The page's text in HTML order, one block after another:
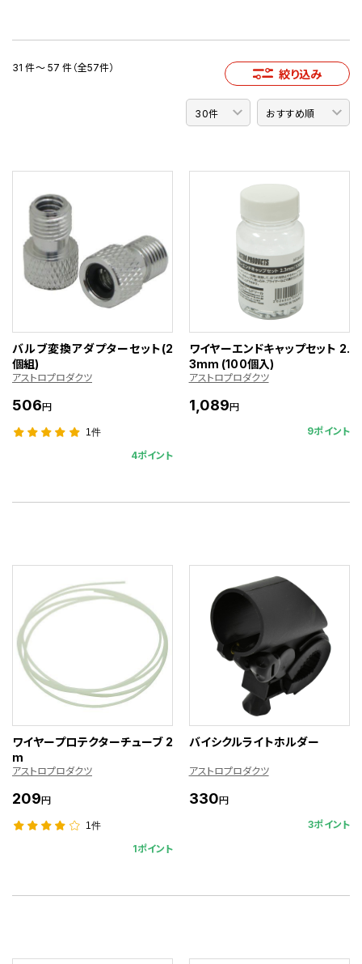
31 件～ 57 件（全57件） 絞り込み
バルブ変換アダプターセット(2
個組)
アストロプロダクツ
506円
1件
4ポイント
ワイヤーエンドキャップセット 2.
3mm (100個入)
アストロプロダクツ
1,089円
9ポイント
ワイヤープロテクターチューブ 2
m
アストロプロダクツ
209円
1件
1ポイント
バイシクルライトホルダー
アストロプロダクツ
330円
3ポイント